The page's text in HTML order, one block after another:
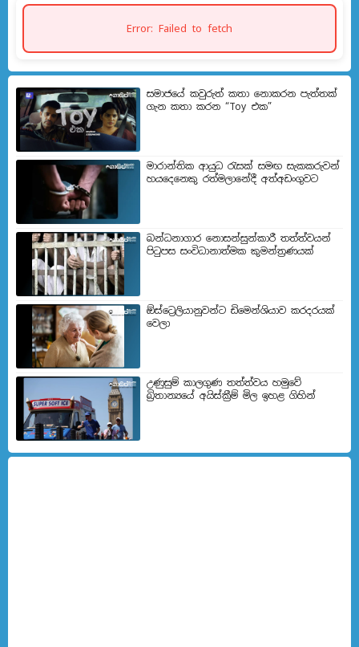
Error: Failed to fetch
සමාජයේ කවුරුත් කතා නොකරන පැත්තක්
ගැන කතා කරන “Toy එක”
මාරාන්තික ආයුධ රැසක් සමඟ සැකකරුවන්
හයදෙනෙකු රත්මලානේදී අත්අඩංගුවට
බන්ධනාගාර නොසන්සුන්කාරී තත්ත්වයන්
පිටුපස සංවිධානාත්මක කුමන්ත්‍රණයක්
ඕස්ට්‍රෙලියානුවන්ට ඩිමෙන්ශියාව කරදරයක්
වෙලා
උණුසුම් කාලගුණ තත්ත්වය හමුවේ
බ්‍රිතාන්‍යයේ අයිස්ක්‍රීම් මිල ඉහළ ගිහින්